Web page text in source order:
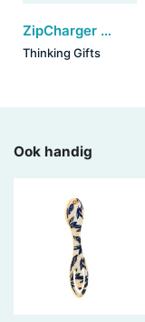
ZipCharger - Nesting Dolls
Thinking Gifts
Ook handig